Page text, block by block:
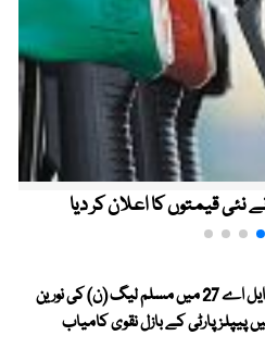
نئی قیمتوں کا اعلان کر دیا
آزاد کشمیر الیکشن ، ایل اے 27 میں مسلم لیگ (ن) کی نورین